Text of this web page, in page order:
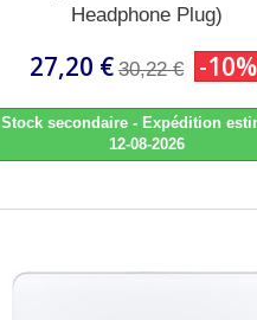
Headphone Plug)
27,20 € 30,22 € -10%
Stock secondaire - Expédition
12-08-2026